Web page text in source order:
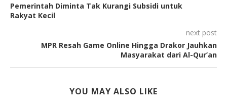
Pemerintah Diminta Tak Kurangi Subsidi untuk
Rakyat Kecil
next post
MPR Resah Game Online Hingga Drakor Jauhkan
Masyarakat dari Al-Qur’an
YOU MAY ALSO LIKE